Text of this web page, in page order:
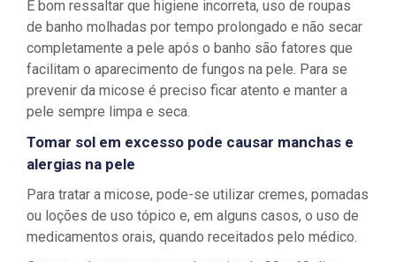
É bom ressaltar que higiene incorreta, uso de roupas
de banho molhadas por tempo prolongado e não secar
completamente a pele após o banho são fatores que
facilitam o aparecimento de fungos na pele. Para se
prevenir da micose é preciso ficar atento e manter a
pele sempre limpa e seca.
Tomar sol em excesso pode causar manchas e
alergias na pele
Para tratar a micose, pode-se utilizar cremes, pomadas
ou loções de uso tópico e, em alguns casos, o uso de
medicamentos orais, quando receitados pelo médico.